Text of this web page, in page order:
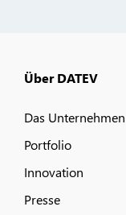
Über DATEV
Das Unternehmen
Portfolio
Innovation
Presse